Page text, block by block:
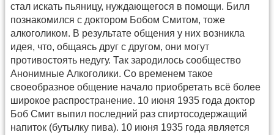
стал искать пьяницу, нуждающегося в помощи. Билл
познакомился с доктором Бобом Смитом, тоже
алкоголиком. В результате общения у них возникла
идея, что, общаясь друг с другом, они могут
противостоять недугу. Так зародилось сообщество
Анонимные Алкоголики. Со временем такое
своеобразное общение начало приобретать всё более
широкое распространение. 10 июня 1935 года доктор
Боб Смит выпил последний раз спиртосодержащий
напиток (бутылку пива). 10 июня 1935 года является